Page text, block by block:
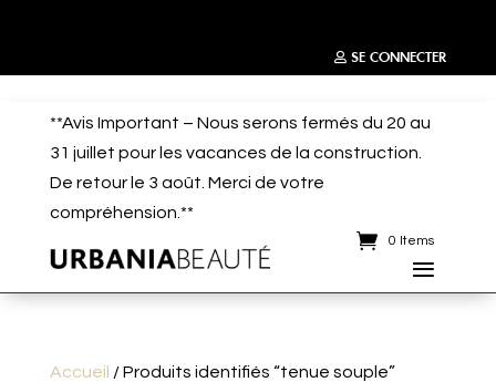
SE CONNECTER
**Avis Important – Nous serons fermés du 20 au
31 juillet pour les vacances de la construction.
De retour le 3 août. Merci de votre
compréhension.**
0 Items
Accueil / Produits identifiés “tenue souple”